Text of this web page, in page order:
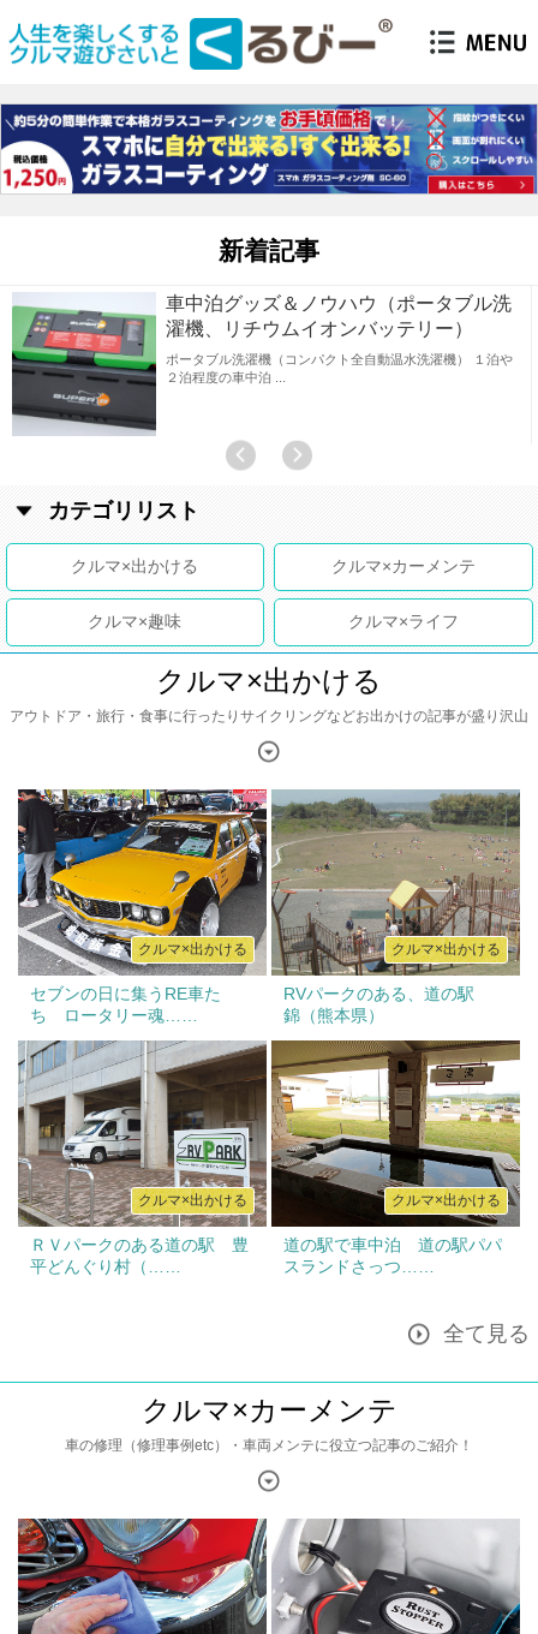
新着記事
車中泊グッズ＆ノウハウ（ポータブル洗
濯機、リチウムイオンバッテリー）
ポータブル洗濯機（コンパクト全自動温水洗濯機） １泊や
２泊程度の車中泊
カテゴリリスト
出かける カーメンテ
趣味 ライフ
クルマ×出かける
アウトドア・旅行・食事に行ったりサイクリングなどお出かけの記事が盛り沢山
クルマ×出かける
セブンの日に集うRE車た
ち ロータリー魂……
クルマ×出かける
RVパークのある、道の駅
錦（熊本県）
クルマ×出かける
ＲＶパークのある道の駅 豊
平どんぐり村（……
クルマ×出かける
道の駅で車中泊 道の駅パパ
スランドさっつ……
全て見る
クルマ×カーメンテ
車の修理（修理事例etc）・車両メンテに役立つ記事のご紹介！